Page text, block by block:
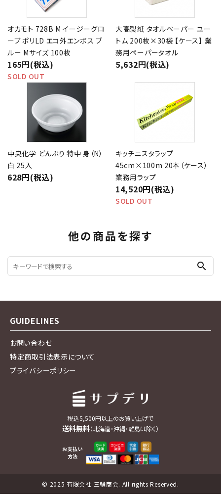
オカモト 728B M イージーグロ
ーブ ポリLD エコ外エンボス ブ
ルー Mサイズ 100枚
165円(税込)
SOLD OUT
大高製紙 タオルペーパー ユー
トム 200枚×30袋 【ケース】 業
務用ペーパータオル
5,632円(税込)
中央化学 どんぶり 特中 身（N）
白 25入
628円(税込)
キッチニスタラップ
45cm×100m 20本（ケース）
業務用ラップ
14,520円(税込)
SOLD OUT
他の商品を探す
search
GUIDELINES
お問い合わせ
特定商取引法表示について
プライバシーポリシー
税込5,500円以上のお買い上げで
送料無料（北海道・沖縄・離島は除く）
お支払い
方法
© 2025 有限会社 三輪商会. All rights Reserved.